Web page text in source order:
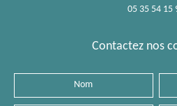
05 35 54 15
Contactez nos